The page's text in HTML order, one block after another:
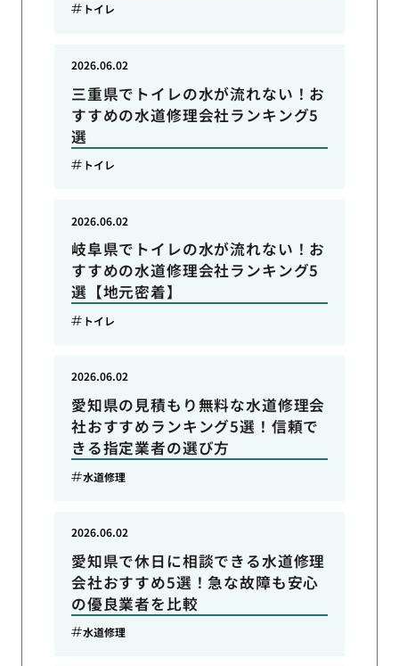
トイレ
三重県でトイレの水が流れない！お
すすめの水道修理会社ランキング5
選
2026.06.02
トイレ
岐阜県でトイレの水が流れない！お
すすめの水道修理会社ランキング5
選【地元密着】
2026.06.02
トイレ
愛知県の見積もり無料な水道修理会
社おすすめランキング5選！信頼で
きる指定業者の選び方
2026.06.02
水道修理
愛知県で休日に相談できる水道修理
会社おすすめ5選！急な故障も安心
の優良業者を比較
2026.06.02
水道修理